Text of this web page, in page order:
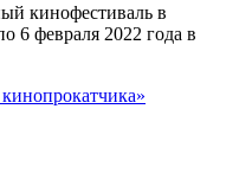
кинофестиваль в
6 февраля 2022 года в